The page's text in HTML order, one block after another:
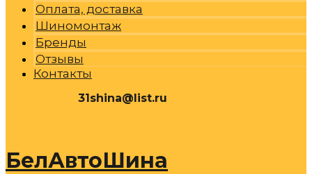
Оплата, доставка
Шиномонтаж
Бренды
Отзывы
Контакты
31shina@list.ru
БелАвтоШина